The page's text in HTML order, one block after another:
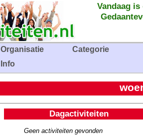
Vandaag
Organisatie
Categorie
Info
Dagactiviteiten
Geen activiteiten gevonden